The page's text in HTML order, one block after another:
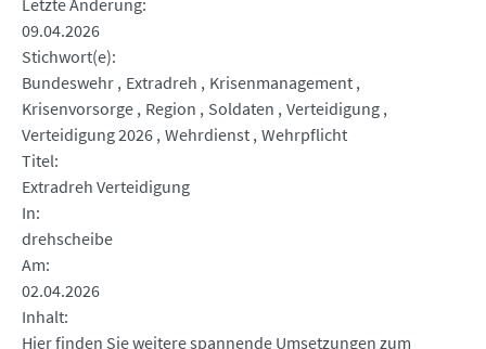
Letzte Änderung
09.04.2026
Stichwort(e)
Bundeswehr Extradreh
Krisenmanagement
Krisenvorsorge Region Soldaten Verteidigung
Verteidigung 2026 Wehrdienst Wehrpflicht
Titel
Extradreh Verteidigung
In
drehscheibe
Am
02.04.2026
Inhalt
Hier finden Sie weitere spannende Umsetzungen zum